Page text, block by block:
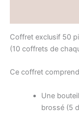
Coffret exclusif 50
(10 coffrets de
Ce coffret
Une
brossé (5